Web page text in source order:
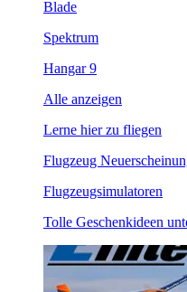
Blade
Spektrum
Hangar 9
Alle anzeigen
Lerne hier zu fliegen
Flugzeug
Flugzeugsimulatoren
Tolle Geschenkideen